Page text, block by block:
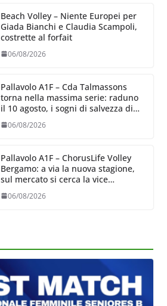
Beach Volley – Niente Europei per
Giada Bianchi e Claudia Scampoli,
costrette al forfait
06/08/2026
Pallavolo A1F – Cda Talmassons
torna nella massima serie: raduno
il 10 agosto, i sogni di salvezza di
Julie Lengweiler,
06/08/2026
Pallavolo A1F – ChorusLife Volley
Bergamo: a via la nuova stagione,
sul mercato si cerca la vice
Ungureanu
06/08/2026